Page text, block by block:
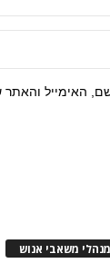
האימייל
משאבי אנוש